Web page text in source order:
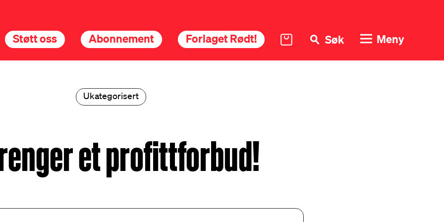
Støtt oss Abonnement Forlaget Rødt! Søk Meny
Ukategorisert
et profittforbud!